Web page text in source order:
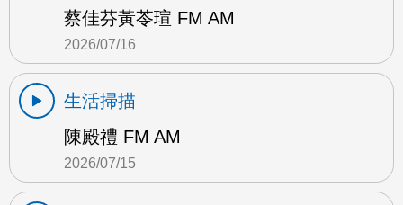
蔡佳芬黃苓瑄 FM AM
2026/07/16
生活掃描
陳殿禮 FM AM
2026/07/15